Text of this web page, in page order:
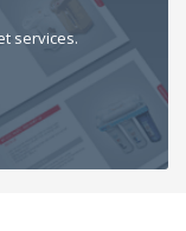
services.